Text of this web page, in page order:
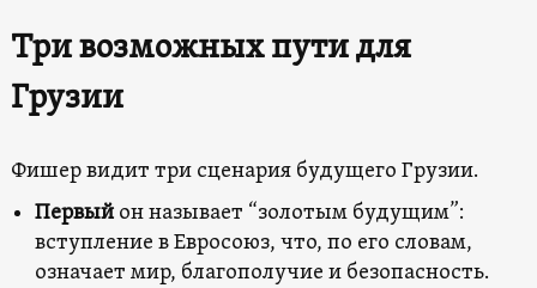
Три возможных пути для
Грузии
Фишер видит три сценария будущего Грузии.
Первыйон называет “золотым будущим”:
вступление в Евросоюз, что, по его словам,
означает мир, благополучие и безопасность.